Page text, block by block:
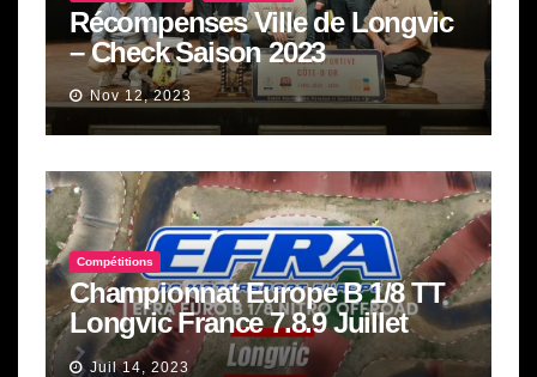
Récompenses Ville de Longvic
– Check Saison 2023
Nov 12, 2023
Compétitions
Championnat Europe B 1/8 TT
Longvic France 7.8.9 Juillet
2023
Juil 14, 2023